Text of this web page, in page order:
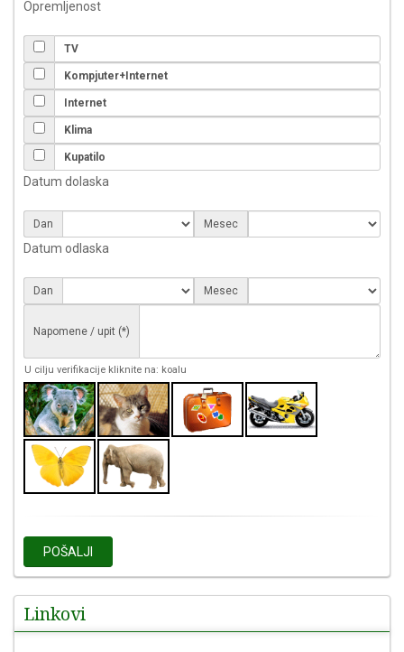
Opremljenost
TV
Kompjuter+Internet
Internet
Klima
Kupatilo
Datum dolaska
Dan Mesec
Datum odlaska
Dan Mesec
Napomene / upit (*)
U cilju verifikacije kliknite na: koalu
POŠALJI
Linkovi